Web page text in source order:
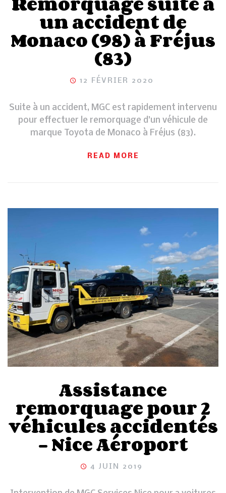
un accident de
Monaco (98) à Fréjus
(83)
12 FÉVRIER 2020
Suite à un accident, MGC est rapidement intervenu
pour effectuer le remorquage d’un véhicule de
marque Toyota de Monaco à Fréjus (83).
READ MORE
Assistance
remorquage pour 2
véhicules accidentés
– Nice Aéroport
4 JUIN 2019